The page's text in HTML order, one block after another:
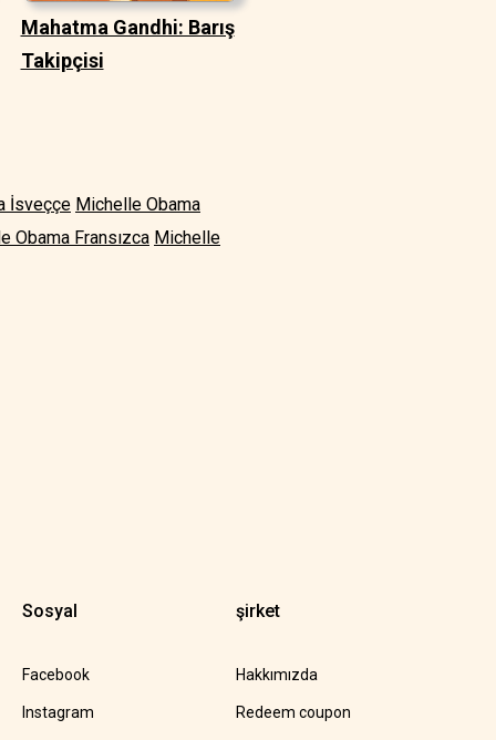
Mahatma Gandhi: Barış
Takipçisi
İsveççe Michelle Obama
Obama Fransızca Michelle
Sosyal
Facebook
Instagram
şirket
Hakkımızda
Redeem coupon